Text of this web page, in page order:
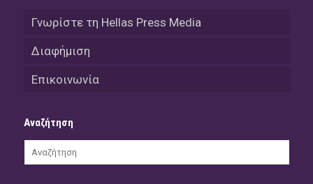
Γνωρίστε τη Hellas Press Media
Διαφήμιση
Επικοινωνία
Αναζήτηση